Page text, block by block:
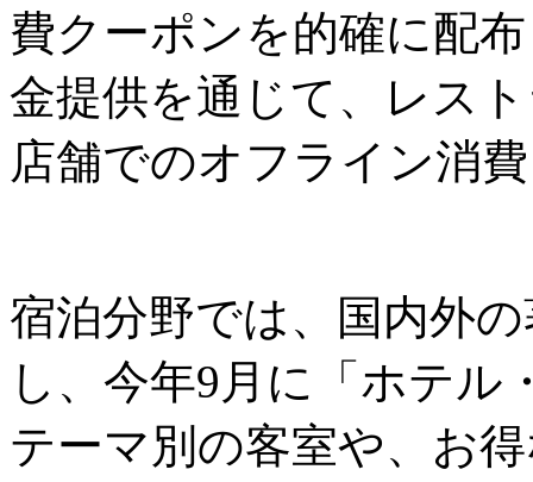
費クーポンを的確に配
金提供を通じて、レス
店舗でのオフライン消
宿泊分野では、国内外
し、今年9月に「ホテル
テーマ別の客室や、お